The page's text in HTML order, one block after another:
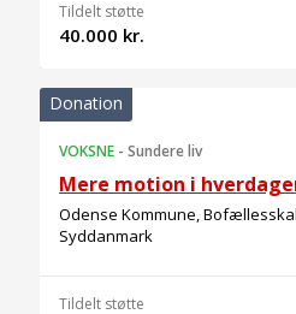
Tildelt støtte
40.000 kr.
Donation
VOKSNE - Sundere liv
Mere motion i
Odense Kommune,
Syddanmark
Tildelt støtte